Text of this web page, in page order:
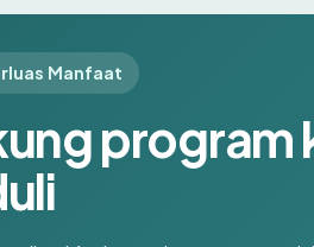
Manfaat
program